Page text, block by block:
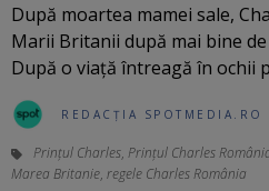
După moartea mamei sale,
Marii Britanii după mai bine
După o viață întreagă în ochii
REDACȚIA SPOTMEDIA.RO
Prințul Charles, Prinţul Charles
Marea Britanie, regele Charles România